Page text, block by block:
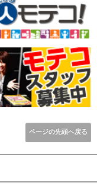
ページの先頭へ戻る